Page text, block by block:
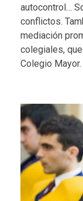
autocontrol…
conflictos.
mediación
colegiales,
Colegio Mayor.